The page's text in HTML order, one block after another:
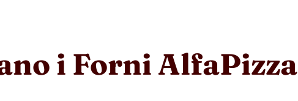
i Forni AlfaPizza